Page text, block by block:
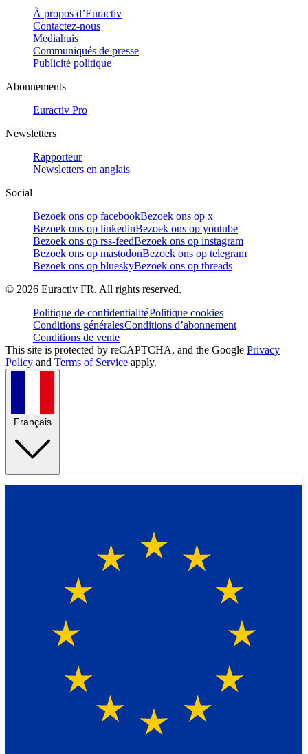
À propos d’Euractiv
Contactez-nous
Mediahuis
Communiqués de presse
Publicité politique
Abonnements
Euractiv Pro
Newsletters
Rapporteur
Newsletters en anglais
Social
Bezoek ons op facebookBezoek ons op x
Bezoek ons op linkedinBezoek ons op youtube
Bezoek ons op rss-feedBezoek ons op instagram
Bezoek ons op mastodonBezoek ons op telegram
Bezoek ons op blueskyBezoek ons op threads
© 2026 Euractiv FR. All rights reserved.
Politique de confidentialitéPolitique cookies
Conditions généralesConditions d’abonnement
Conditions de vente
This site is protected by reCAPTCHA, and the Google Privacy
Policy and Terms of Service apply.
Français